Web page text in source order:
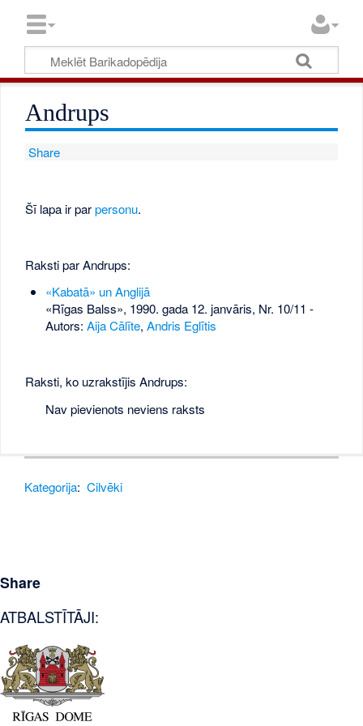
Andrups
Share
Šī lapa ir parpersonu.
Raksti par Andrups:
«Kabatā» un Anglijā
«Rīgas Balss», 1990. gada 12. janvāris, Nr. 10/11 -
Autors: Aija Cālīte, Andris Eglītis
Raksti, ko uzrakstījis Andrups:
Nav pievienots neviens raksts
Kategorija: Cilvēki
Share
ATBALSTĪTĀJI: